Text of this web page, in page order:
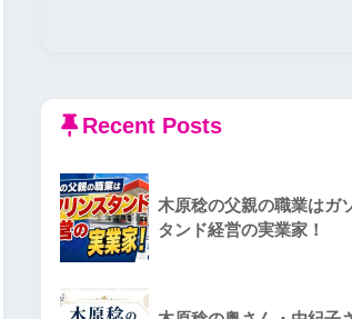
Recent Posts
木原稔の父親の職業はガ
タンド経営の実業家！